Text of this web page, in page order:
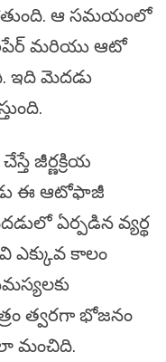
ఆ సమయంలో
మరియు ఆటో
ఇది మెదడు
జీర్ణక్రియ
ఈ ఆటోఫాజీ
ఏర్పడిన వ్యర్థ
ఎక్కువ కాలం
త్వరగా భోజనం
మంచిది.